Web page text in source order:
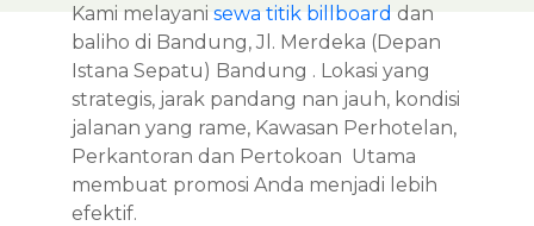
Kami melayani sewa titik billboard dan
baliho di Bandung, Jl. Merdeka (Depan
Istana Sepatu) Bandung . Lokasi yang
strategis, jarak pandang nan jauh, kondisi
jalanan yang rame, Kawasan Perhotelan,
Perkantoran dan Pertokoan Utama
membuat promosi Anda menjadi lebih
efektif.